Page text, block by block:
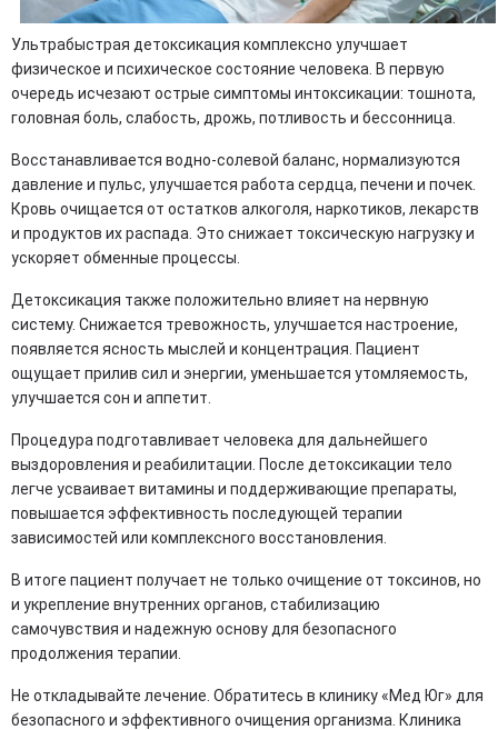
Ультрабыстрая детоксикация комплексно улучшает
физическое и психическое состояние человека. В первую
очередь исчезают острые симптомы интоксикации: тошнота,
головная боль, слабость, дрожь, потливость и бессонница.
Восстанавливается водно-солевой баланс, нормализуются
давление и пульс, улучшается работа сердца, печени и почек.
Кровь очищается от остатков алкоголя, наркотиков, лекарств
и продуктов их распада. Это снижает токсическую нагрузку и
ускоряет обменные процессы.
Детоксикация также положительно влияет на нервную
систему. Снижается тревожность, улучшается настроение,
появляется ясность мыслей и концентрация. Пациент
ощущает прилив сил и энергии, уменьшается утомляемость,
улучшается сон и аппетит.
Процедура подготавливает человека для дальнейшего
выздоровления и реабилитации. После детоксикации тело
легче усваивает витамины и поддерживающие препараты,
повышается эффективность последующей терапии
зависимостей или комплексного восстановления.
В итоге пациент получает не только очищение от токсинов, но
и укрепление внутренних органов, стабилизацию
самочувствия и надежную основу для безопасного
продолжения терапии.
Не откладывайте лечение. Обратитесь в клинику «Мед Юг» для
безопасного и эффективного очищения организма. Клиника